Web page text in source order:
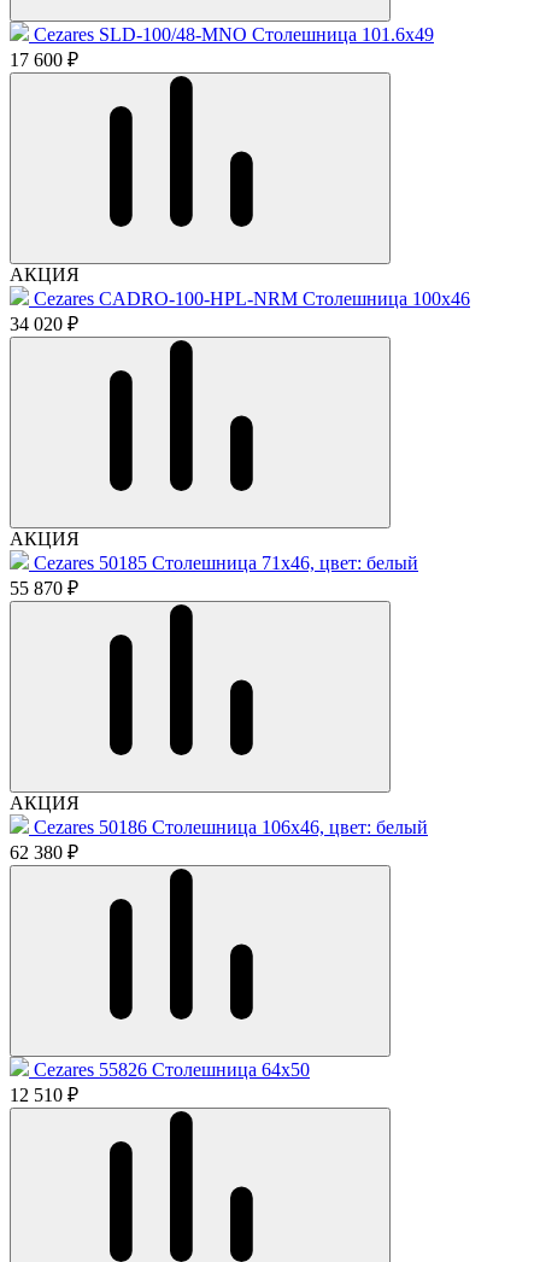
Cezares SLD-100/48-MNO Столешница 101.6x49
17 600 ₽
АКЦИЯ
Cezares CADRO-100-HPL-NRM Столешница 100x46
34 020 ₽
АКЦИЯ
Cezares 50185 Столешница 71x46, цвет: белый
55 870 ₽
АКЦИЯ
Cezares 50186 Столешница 106x46, цвет: белый
62 380 ₽
Cezares 55826 Столешница 64x50
12 510 ₽